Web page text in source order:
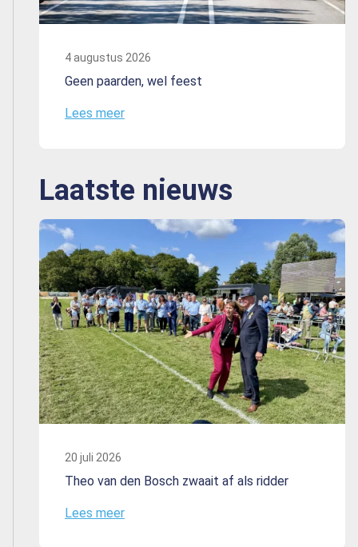
4 augustus 2026
Geen paarden, wel feest
Lees meer
Laatste nieuws
20 juli 2026
Theo van den Bosch zwaait af als ridder
Lees meer